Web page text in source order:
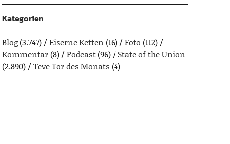
Kategorien
Blog(3.747) Eiserne Ketten (16) Foto (112)
Kommentar(8) Podcast(96)
State of the Union
(2.890)
Teve Tor des Monats (4)